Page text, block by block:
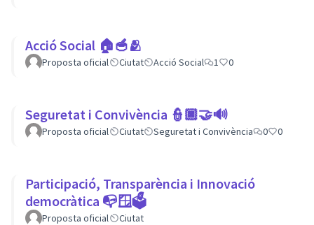
Acció Social 🏠🥣🫂
Proposta oficial Ciutat Acció Social 1 0
Seguretat i Convivència 👮🏿🤝🔊
Proposta oficial Ciutat Seguretat i Convivència 0 0
Participació, Transparència i Innovació
democràtica 📭🪟🗳
Proposta oficial
Ciutat